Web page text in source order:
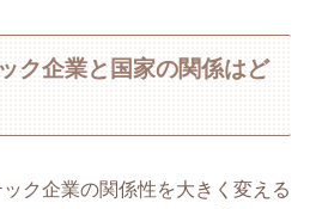
ク企業と国家の関係はど
ク企業の関係性を大きく変える